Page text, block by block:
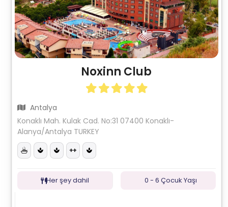
Noxinn Club
Antalya
Konaklı Mah. Kulak Cad. No:31 07400 Konaklı-
Alanya/Antalya TURKEY
Her şey dahil 0 - 6 Çocuk Yaşı